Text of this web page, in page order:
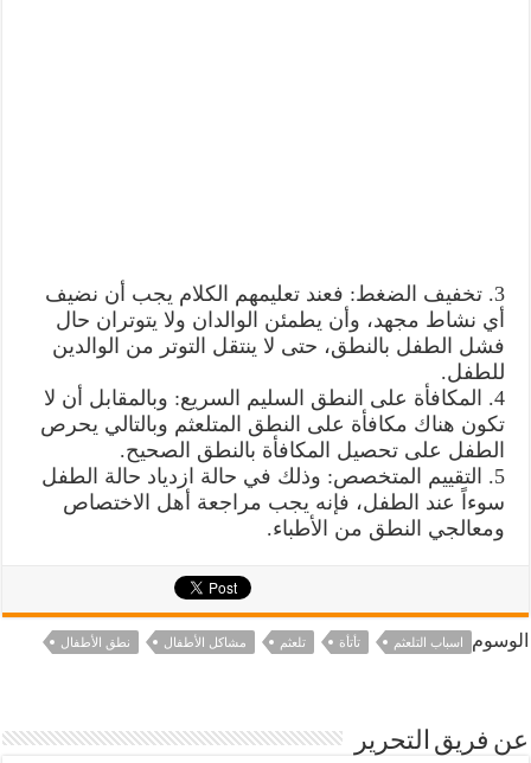
3. تخفيف الضغط: فعند تعليمهم الكلام يجب أن نضيف
أي نشاط مجهد، وأن يطمئن الوالدان ولا يتوتران حال
فشل الطفل بالنطق، حتى لا ينتقل التوتر من الوالدين
للطفل.
4. المكافأة على النطق السليم السريع: وبالمقابل أن لا
تكون هناك مكافأة على النطق المتلعثم وبالتالي يحرص
الطفل على تحصيل المكافأة بالنطق الصحيح.
5. التقييم المتخصص: وذلك في حالة ازدياد حالة الطفل
سوءاً عند الطفل، فإنه يجب مراجعة أهل الاختصاص
ومعالجي النطق من الأطباء.
الوسوم اسباب التلعثم تأتأة تلعثم مشاكل الأطفال نطق الأطفال
عن فريق التحرير